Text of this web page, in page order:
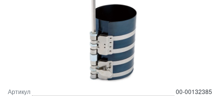
Артикул
00-00132385